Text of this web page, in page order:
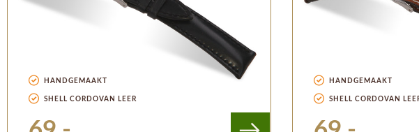
HANDGEMAAKT
SHELL CORDOVAN LEER
HANDGEMAAKT
SHELL CORDOVAN